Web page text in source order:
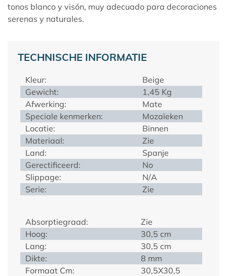
tonos blanco y visón, muy adecuado para decoraciones
serenas y naturales.
TECHNISCHE INFORMATIE
Kleur:
Beige
Gewicht:
1,45 Kg
Afwerking:
Mate
Speciale kenmerken:
Mozaïeken
Locatie:
Binnen
Materiaal:
Zie
Land:
Spanje
Gerectificeerd:
No
Slippage:
N/A
Serie:
Zie
Absorptiegraad:
Zie
Hoog:
30,5 cm
Lang:
30,5 cm
Dikte:
8 mm
Formaat Cm:
30,5X30,5